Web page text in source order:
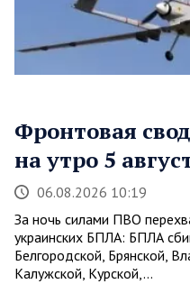
Фронтовая
на утро 5
06.08.2026 10:19
За ночь силами ПВО
украинских БПЛА: БПЛА
Белгородской, Брянской,
Калужской, Курской,…